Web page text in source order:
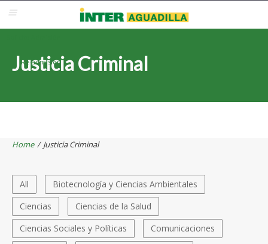
Correo Electrónico
Re-admisión
Justicia Criminal
Home / Justicia Criminal
All
Biotecnología y Ciencias Ambientales
Ciencias
Ciencias de la Salud
Ciencias Sociales y Políticas
Comunicaciones